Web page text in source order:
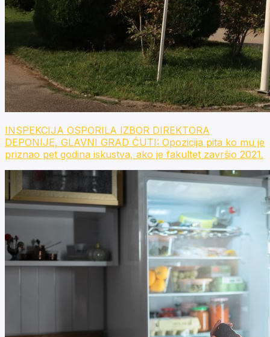
INSPEKCIJA OSPORILA IZBOR DIREKTORA
DEPONIJE, GLAVNI GRAD ĆUTI: Opozicija pita ko mu je
priznao pet godina iskustva, ako je fakultet završio 2021.